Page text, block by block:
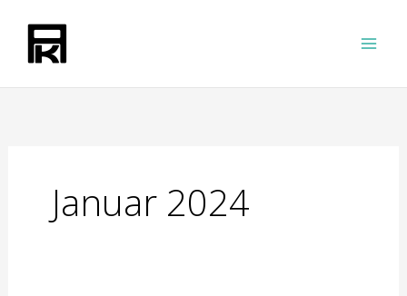
Inhalt
springen
Januar 2024